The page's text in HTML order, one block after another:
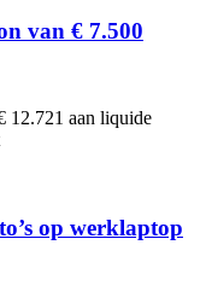
van € 7.500
12.721 aan liquide
op werklaptop